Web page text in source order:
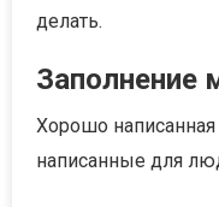
делать.
Заполнение
Хорошо
написанные для